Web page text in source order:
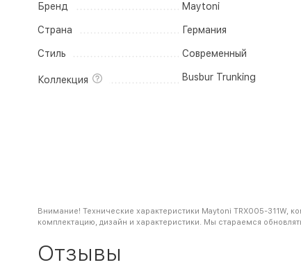
Бренд Maytoni
Страна Германия
Стиль Современный
Коллекция Busbur Trunking
Внимание! Технические характеристики Maytoni TRX005-311W,
комплектацию, дизайн и характеристики. Мы стараемся
Отзывы